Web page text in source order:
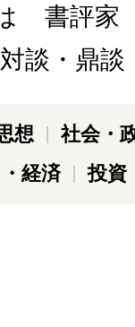
書評家
談・鼎談
想
社会・
経済 投資